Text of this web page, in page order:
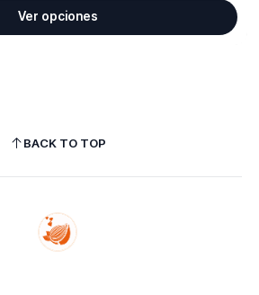
Ver opciones
BACK TO TOP